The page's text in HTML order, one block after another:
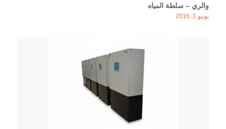
والري – سلطة المياه
يونيو 1, 2016